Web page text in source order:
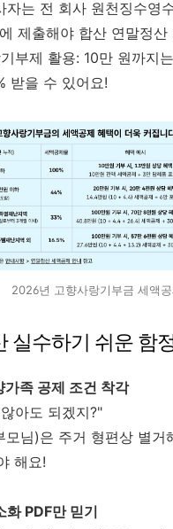
자는 전 회사 원천징수영
제출해야 합산 연말정산
부제 활용: 10만 원까지
받을 수 있어요!
2026년 고향사랑기부금 세액
실수하기 쉬운 함
가족 공제 조건 착각
아도 되겠지?"
모님)은 주거 형편상 별거
해요!
화 PDF만 믿기